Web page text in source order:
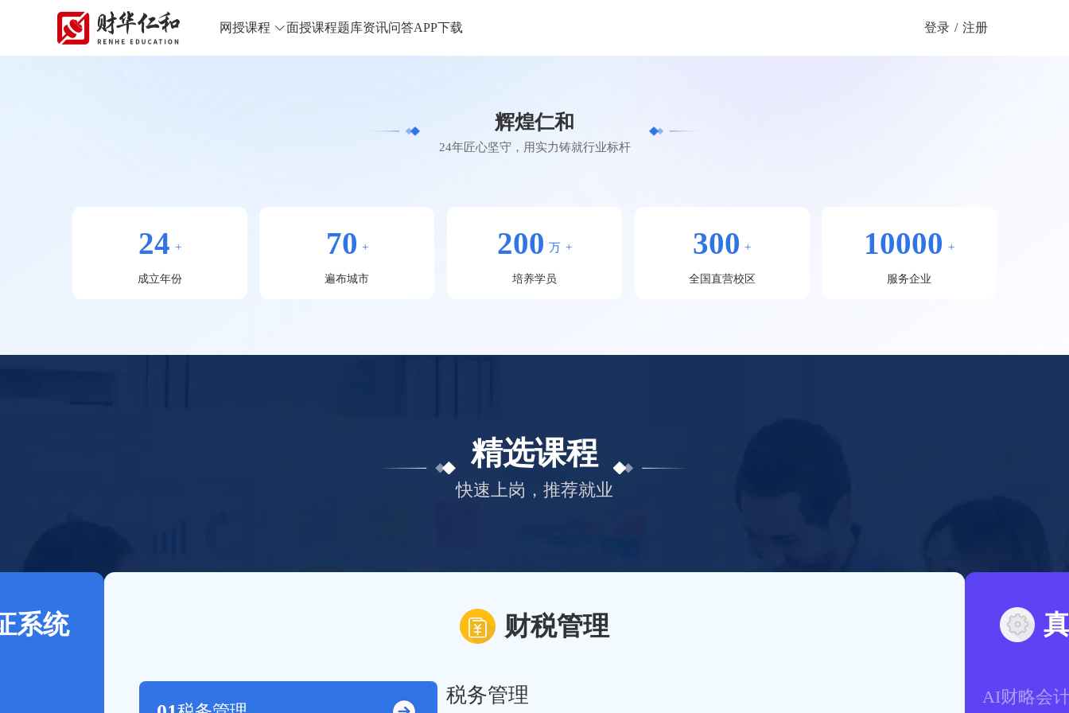
网授课程 面授课程题库资讯问答APP下载 登录 / 注册
辉煌仁和
24年匠心坚守，用实力铸就行业标杆
24 +
成立年份
70 +
遍布城市
200 万 +
培养学员
300 +
全国直营校区
10000 +
服务企业
精选课程
快速上岗，推荐就业
系统 财税管理
税务管理 AI财略会